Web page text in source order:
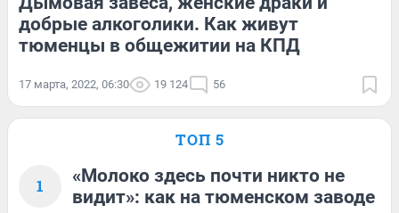
добрые алкоголики. Как живут
тюменцы в общежитии на КПД
17 марта, 2022, 06:30 19 124 56
ТОП 5
1
«Молоко здесь почти никто не
видит»: как на тюменском заводе